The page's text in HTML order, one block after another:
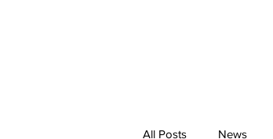
All Posts News